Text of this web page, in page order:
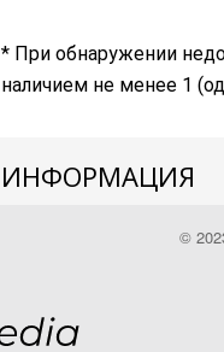
* При обнаружении
наличием не менее 1
ИНФОРМАЦИЯ
Гарантия и возврат
©